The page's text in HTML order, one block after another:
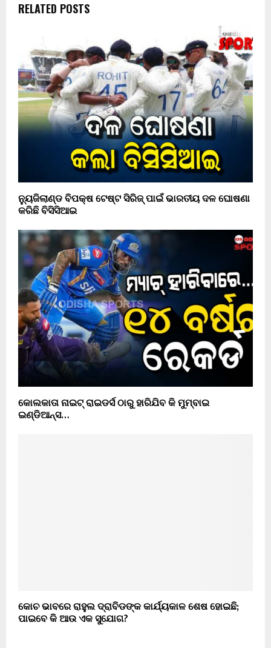
RELATED POSTS
ନ୍ୟୁଜିଲାଣ୍ଡ ବିପକ୍ଷ ଟେଷ୍ଟ ସିରିଜ୍ ପାଇଁ ଭାରତୀୟ ଦଳ ଘୋଷଣା
କରିଛି ବିସିସିଆଇ
କୋଲକାତା ନାଇଟ୍ ରାଇଡର୍ସ ଠାରୁ ହାରିଯିବ କି ମୁମ୍ବାଇ
ଇଣ୍ଡିଆନ୍ସ…
କୋଚ ଭାବରେ ରାହୁଲ ଦ୍ରାବିଡଙ୍କ କାର୍ଯ୍ୟକାଳ ଶେଷ ହୋଇଛି;
ପାଇବେ କି ଆଉ ଏକ ସୁଯୋଗ?